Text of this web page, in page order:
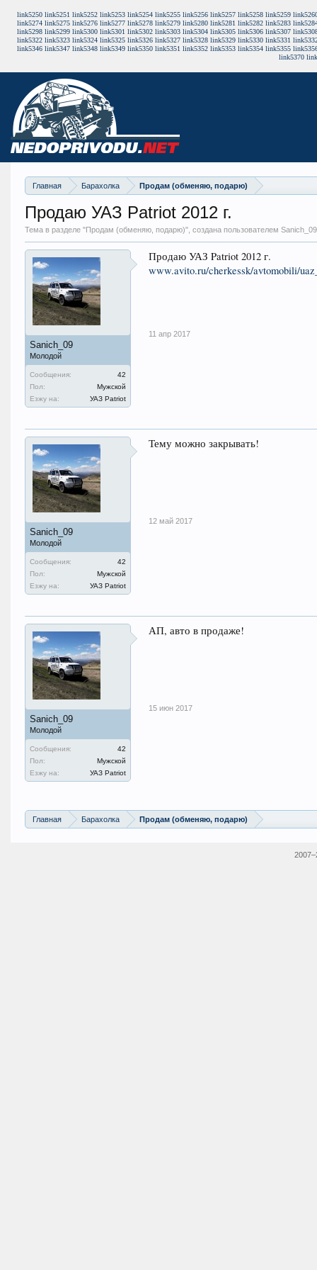
link5250 link5251 link5252 link5253 link5254 link5255 link5256 link5257 link5258 link5259
link5274 link5275 link5276 link5277 link5278 link5279 link5280 link5281 link5282 link5283
link5298 link5299 link5300 link5301 link5302 link5303 link5304 link5305 link5306 link5307
link5322 link5323 link5324 link5325 link5326 link5327 link5328 link5329 link5330 link5331
link5346 link5347 link5348 link5349 link5350 link5351 link5352 link5353 link5354 link5355
link5370
Главная Барахолка Продам (обменяю, подарю)
Продаю УАЗ Patriot 2012 г.
Тема в разделе "Продам (обменяю, подарю)", создана пользователем
Sanich_09
Молодой
Сообщения:
42
Пол:
Мужской
Езжу на:
УАЗ Patriot
Продаю УАЗ Patriot 2012 г.
www.avito.ru/cherkessk/avtomobili/
11 апр 2017
Sanich_09
Молодой
Сообщения:
42
Пол:
Мужской
Езжу на:
УАЗ Patriot
Тему можно закрывать!
12 май 2017
Sanich_09
Молодой
Сообщения:
42
Пол:
Мужской
Езжу на:
УАЗ Patriot
АП, авто в продаже!
15 июн 2017
Главная Барахолка Продам (обменяю, подарю)
2007–